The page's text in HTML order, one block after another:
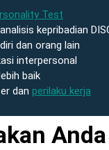
Test
kepribadian
dan orang lain
interpersonal
baik
dan perilaku kerja